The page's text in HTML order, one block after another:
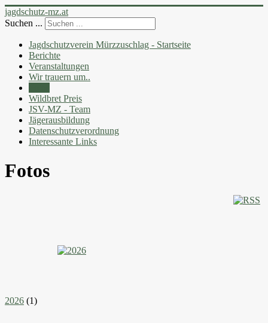
jagdschutz-mz.at
Suchen ...
Jagdschutzverein Mürzzuschlag - Startseite
Berichte
Veranstaltungen
Wir trauern um..
Wildbret Preis
JSV-MZ - Team
Jägerausbildung
Datenschutzverordnung
Interessante Links
Fotos
2026 (1)